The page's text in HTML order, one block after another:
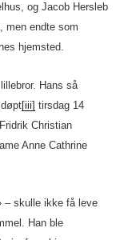
og Jacob Hersleb
men endte som
hjemsted.
Hans så
[iii] tirsdag 14
Christian
Anne Cathrine
– skulle ikke få leve
Han ble